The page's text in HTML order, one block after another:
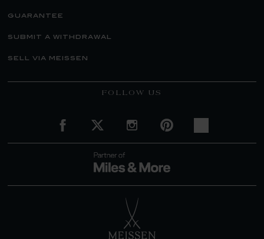
guarantee
submit a withdrawal
sell via meissen
FOLLOW US